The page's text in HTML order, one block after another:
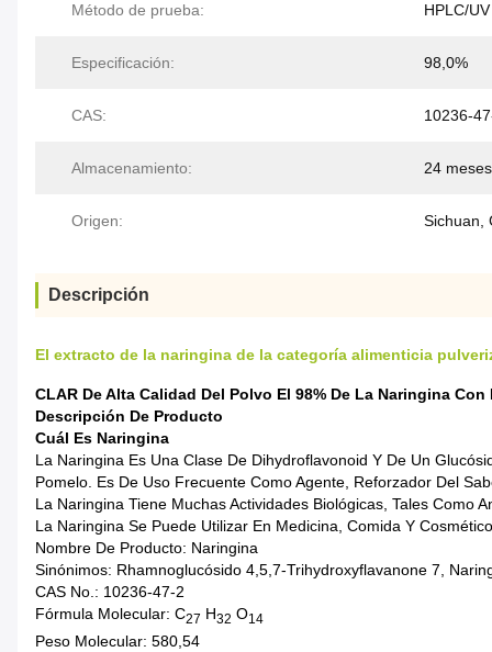
Método de prueba: HPLC/UV
Especificación: 98,0%
CAS: 10236-
Almacenamiento: 24 meses
Origen: Sichuan,
Descripción
El extracto de la naringina de la categoría alimenticia
CLAR De Alta Calidad Del Polvo El 98% De La Naringina Con
Descripción De Producto
Cuál Es Naringina
La Naringina Es Una Clase De Dihydroflavonoid Y De Un
Pomelo. Es De Uso Frecuente Como Agente, Reforzador Del
La Naringina Tiene Muchas Actividades Biológicas, Tales Como
La Naringina Se Puede Utilizar En Medicina, Comida Y
Nombre De Producto: Naringina
Sinónimos: Rhamnoglucósido 4,5,7-Trihydroxyflavanone 7,
CAS No.: 10236-47-2
Fórmula Molecular: C27 H32 O14
Peso Molecular: 580,54